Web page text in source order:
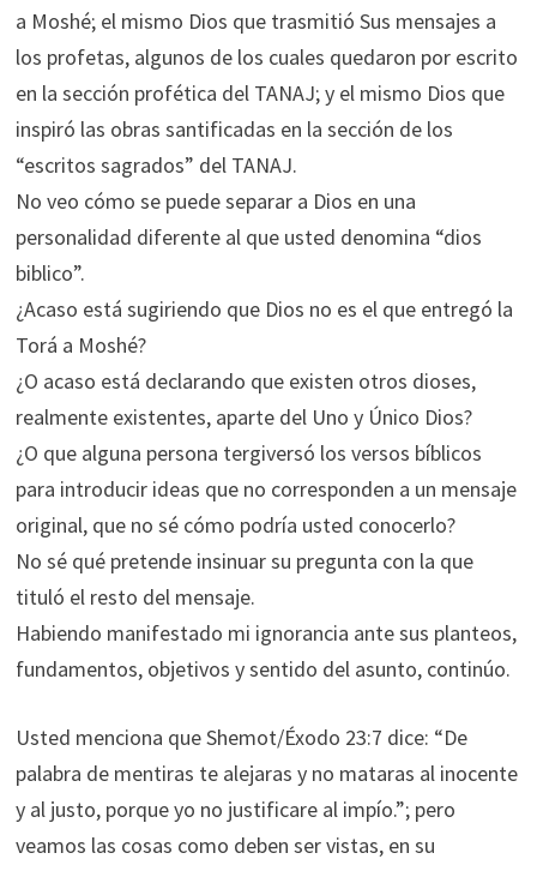
a Moshé; el mismo Dios que trasmitió Sus mensajes a
los profetas, algunos de los cuales quedaron por escrito
en la sección profética del TANAJ; y el mismo Dios que
inspiró las obras santificadas en la sección de los
“escritos sagrados” del TANAJ.
No veo cómo se puede separar a Dios en una
personalidad diferente al que usted denomina “dios
biblico”.
¿Acaso está sugiriendo que Dios no es el que entregó la
Torá a Moshé?
¿O acaso está declarando que existen otros dioses,
realmente existentes, aparte del Uno y Único Dios?
¿O que alguna persona tergiversó los versos bíblicos
para introducir ideas que no corresponden a un mensaje
original, que no sé cómo podría usted conocerlo?
No sé qué pretende insinuar su pregunta con la que
tituló el resto del mensaje.
Habiendo manifestado mi ignorancia ante sus planteos,
fundamentos, objetivos y sentido del asunto, continúo.
Usted menciona que Shemot/Éxodo 23:7 dice: “De
palabra de mentiras te alejaras y no mataras al inocente
y al justo, porque yo no justificare al impío.”; pero
veamos las cosas como deben ser vistas, en su